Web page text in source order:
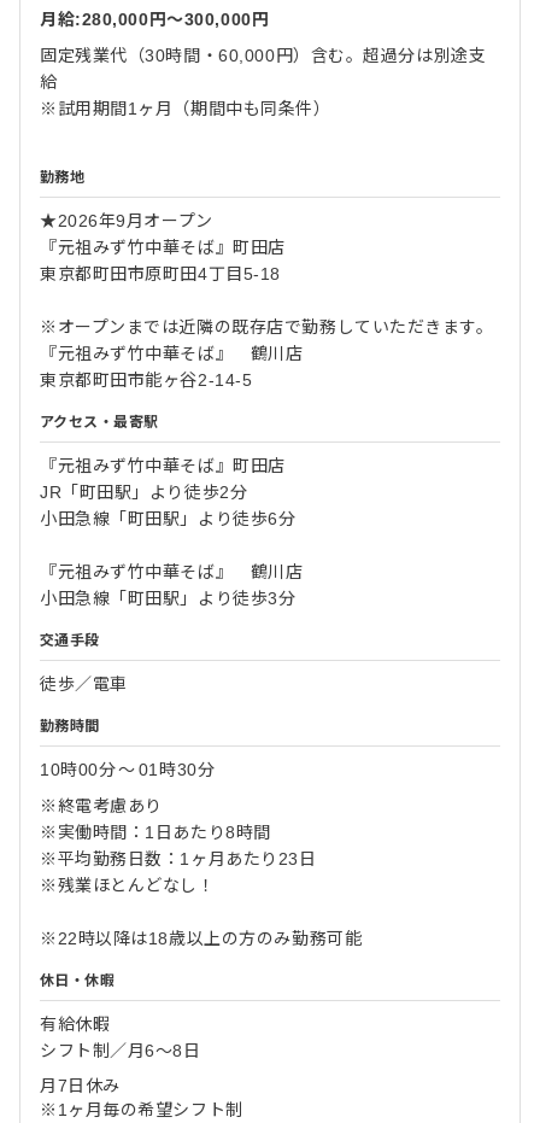
月給:280,000円〜300,000円
固定残業代（30時間・60,000円）含む。超過分は別途支
給
※試用期間1ヶ月（期間中も同条件）
勤務地
★2026年9月オープン
『元祖みず竹中華そば』町田店
東京都町田市原町田4丁目5-18
※オープンまでは近隣の既存店で勤務していただきます。
『元祖みず竹中華そば』 鶴川店
東京都町田市能ヶ谷2-14-5
アクセス・最寄駅
『元祖みず竹中華そば』町田店
JR「町田駅」より徒歩2分
小田急線「町田駅」より徒歩6分
『元祖みず竹中華そば』 鶴川店
小田急線「町田駅」より徒歩3分
交通手段
徒歩／電車
勤務時間
10時00分〜01時30分
※終電考慮あり
※実働時間：1日あたり8時間
※平均勤務日数：1ヶ月あたり23日
※残業ほとんどなし！
※22時以降は18歳以上の方のみ勤務可能
休日・休暇
有給休暇
シフト制／月6～8日
月7日休み
※1ヶ月毎の希望シフト制